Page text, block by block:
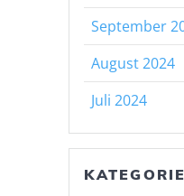
September
August 2024
Juli 2024